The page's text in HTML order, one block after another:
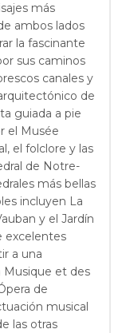
más
ambos lados
la fascinante
sus caminos
canales y
de
guiada a pie
el Musée
el folclore y las
de Notre-
más bellas
incluyen La
y el Jardín
excelentes
a una
Musique et des
de
musical
las otras